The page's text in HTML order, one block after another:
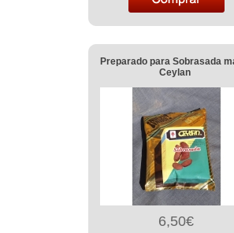
Preparado para Sobrasada
Ceylan
6,50€